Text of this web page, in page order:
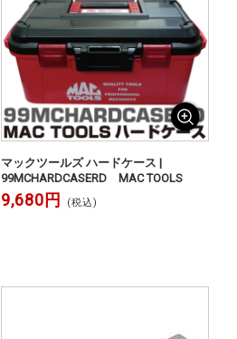
マックツールズ ハードケース |
99MCHARDCASERD MAC TOOLS
9,680円 (税込)